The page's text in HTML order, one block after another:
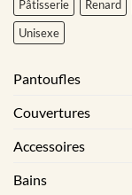
Pâtisserie
Renard
Unisexe
Pantoufles
Couvertures
Accessoires
Bains